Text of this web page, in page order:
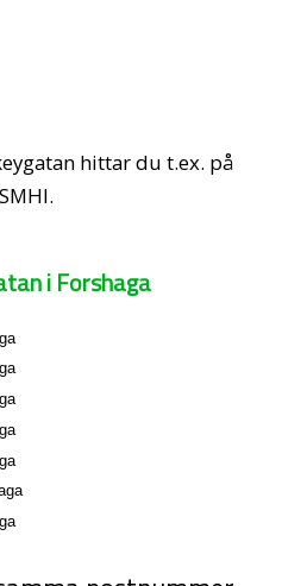
hittar du t.ex. på
i Forshaga